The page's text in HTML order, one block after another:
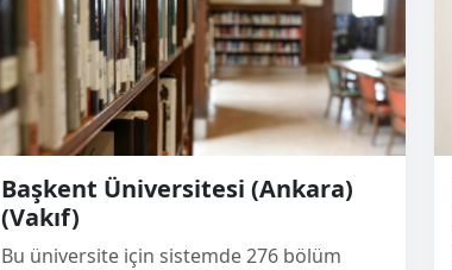
Başkent Üniversitesi (Ankara)
(Vakıf)
Bu üniversite için sistemde 276 bölüm